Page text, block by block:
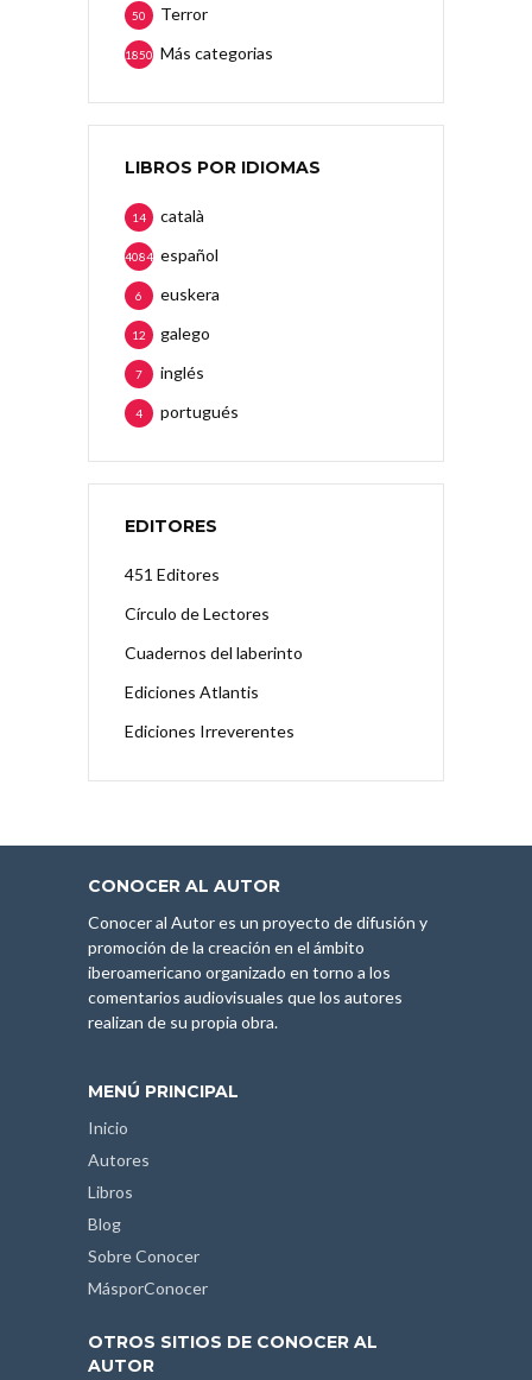
Terror
50
Más categorias
1850
LIBROS POR IDIOMAS
català
14
español
4084
euskera
6
galego
12
inglés
7
portugués
4
EDITORES
451 Editores
Círculo de Lectores
Cuadernos del laberinto
Ediciones Atlantis
Ediciones Irreverentes
CONOCER AL AUTOR
Conocer al Autor es un proyecto de difusión y
promoción de la creación en el ámbito
iberoamericano organizado en torno a los
comentarios audiovisuales que los autores
realizan de su propia obra.
MENÚ PRINCIPAL
Inicio
Autores
Libros
Blog
Sobre Conocer
MásporConocer
OTROS SITIOS DE CONOCER AL
AUTOR